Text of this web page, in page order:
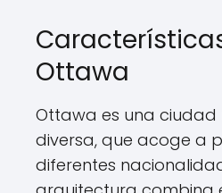
Ottawa
Ottawa es una ciudad
diversa, que acoge a
diferentes